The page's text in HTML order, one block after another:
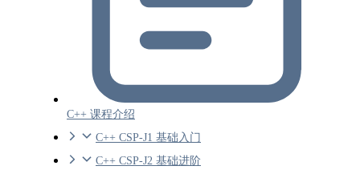
C++ 课程介绍
C++ CSP-J1 基础入门
C++ CSP-J2 基础进阶